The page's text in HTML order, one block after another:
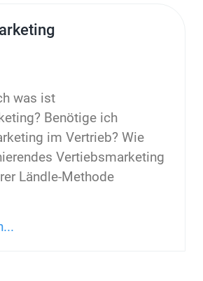
was ist
Benötige ich
im Vertrieb? Wie
Vertiebsmarketing
Ländle-Methode